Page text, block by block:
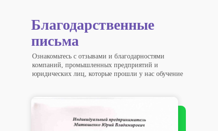
Благодарственные
письма
Ознакомьтесь с отзывами и благодарностями
компаний, промышленных предприятий и
юридических лиц, которые прошли у нас обучение